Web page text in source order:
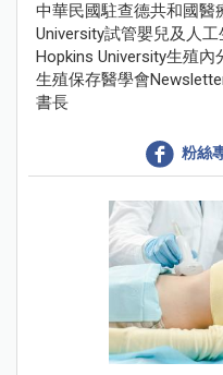
中華民國駐查德共和國醫
University試管嬰兒及人
Hopkins University生殖
生殖保存醫學會
書長
粉絲